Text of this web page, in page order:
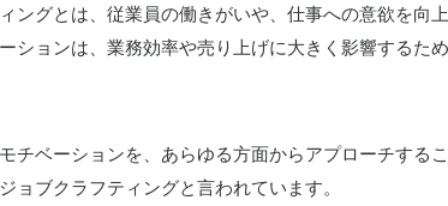
ングとは、従業員の働きがいや、仕事への意欲を向
ションは、業務効率や売り上げに大きく影響するた
チベーションを、あらゆる方面からアプローチする
ョブクラフティングと言われています。